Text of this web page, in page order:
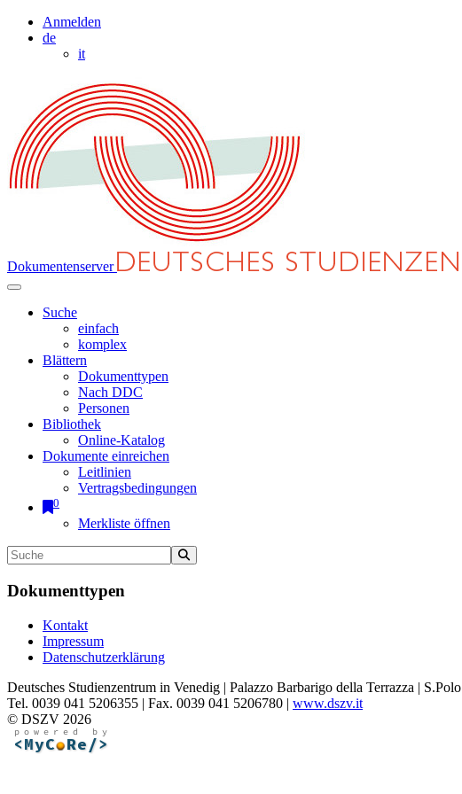
Anmelden
de
it
Dokumentenserver
Suche
einfach
komplex
Blättern
Dokumenttypen
Nach DDC
Personen
Bibliothek
Online-Katalog
Dokumente einreichen
Leitlinien
Vertragsbedingungen
0
Merkliste öffnen
Dokumenttypen
Kontakt
Impressum
Datenschutzerklärung
Deutsches Studienzentrum in Venedig | Palazzo Barbarigo della Terrazza |
Tel. 0039 041 5206355 | Fax. 0039 041 5206780 | www.dszv.it
© DSZV 2026